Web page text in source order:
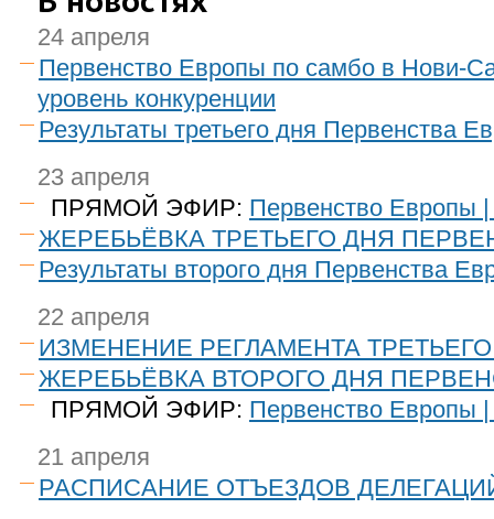
24 апреля
Первенство Европы по самбо в Нови-
уровень конкуренции
Результаты третьего дня Первенства
23 апреля
ПРЯМОЙ ЭФИР: Первенство Европы |
ЖЕРЕБЬЁВКА ТРЕТЬЕГО ДНЯ
Результаты второго дня Первенства
22 апреля
ИЗМЕНЕНИЕ РЕГЛАМЕНТА
ЖЕРЕБЬЁВКА ВТОРОГО ДНЯ
ПРЯМОЙ ЭФИР: Первенство Европы |
21 апреля
РАСПИСАНИЕ ОТЪЕЗДОВ